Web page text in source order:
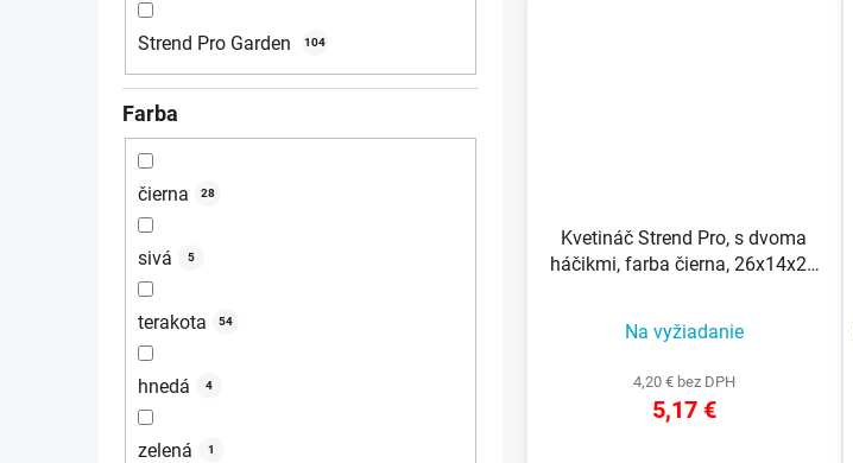
Strend Pro Garden 104
Farba
čierna 28
sivá 5
terakota 54
hnedá 4
zelená 1
Kvetináč Strend Pro, s dvoma
háčikmi, farba čierna, 26x14x20
Na vyžiadanie
4,20 € bez DPH
5,17 €